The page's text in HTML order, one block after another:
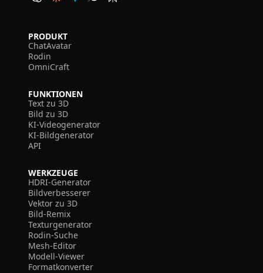
PRODUKT
ChatAvatar
Rodin
OmniCraft
FUNKTIONEN
Text zu 3D
Bild zu 3D
KI-Videogenerator
KI-Bildgenerator
API
WERKZEUGE
HDRI-Generator
Bildverbesserer
Vektor zu 3D
Bild-Remix
Texturgenerator
Rodin-Suche
Mesh-Editor
Modell-Viewer
Formatkonverter